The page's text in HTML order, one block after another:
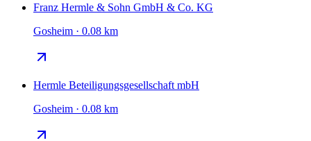
Franz Hermle & Sohn GmbH & Co. KG
Gosheim · 0.08 km
Hermle Beteiligungsgesellschaft mbH
Gosheim · 0.08 km